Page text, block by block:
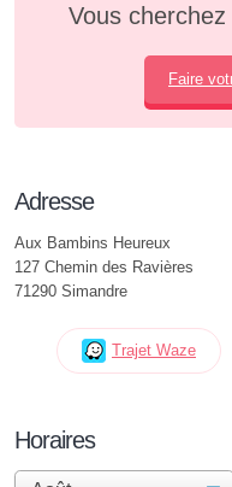
Vous
Faire
Adresse
Aux Bambins Heureux
127 Chemin des Ravières
71290 Simandre
Trajet Waze
Horaires